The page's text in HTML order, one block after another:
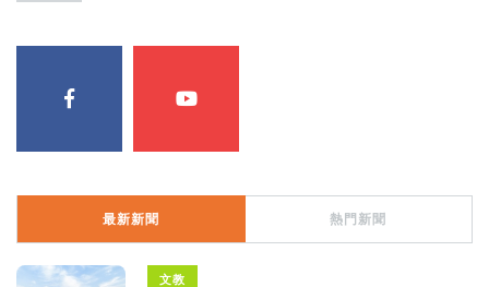
最新新聞 熱門新聞
文教